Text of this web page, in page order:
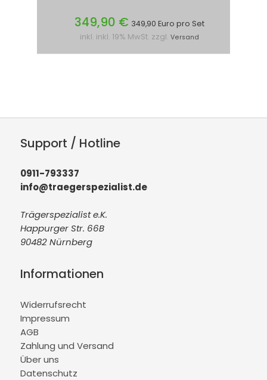
349,90 € 349,90 Euro pro Set
inkl. inkl. 19% MwSt. zzgl. Versand
Support / Hotline
0911-793337
info@traegerspezialist.de
Trägerspezialist e.K.
Happurger Str. 66B
90482 Nürnberg
Informationen
Widerrufsrecht
Impressum
AGB
Zahlung und Versand
Über uns
Datenschutz